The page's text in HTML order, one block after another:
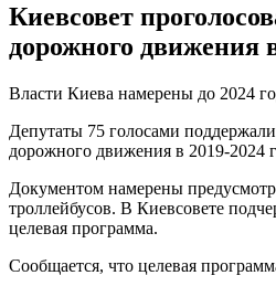
Киевсовет
дорожного движения
Власти Киева намерены до 2024
Депутаты 75 голосами
дорожного движения в 2019-2024
Документом намерены
троллейбусов. В Киевсовете
целевая программа.
Сообщается, что целевая